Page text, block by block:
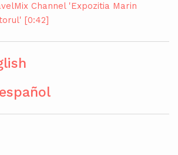
Channel 'Expozitia Marin
[0:42]